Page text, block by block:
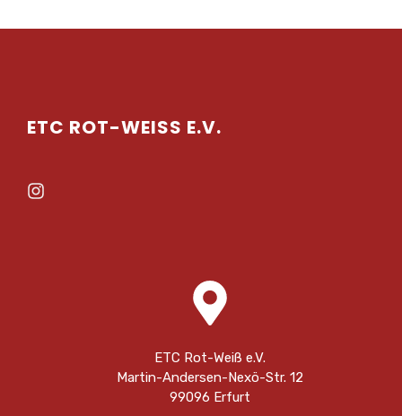
ETC ROT-WEISS E.V.
ETC Rot-Weiß e.V.
Martin-Andersen-Nexö-Str. 12
99096 Erfurt